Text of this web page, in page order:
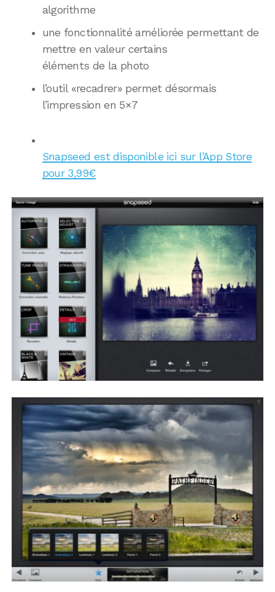
algorithme
une fonctionnalité améliorée permettant de
mettre en valeur certains
éléments de la photo
l’outil «recadrer» permet désormais
l’impression en 5×7
Snapseed est disponible ici sur l’App Store
pour 3,99€